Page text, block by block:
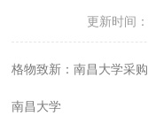
更新时间
格物致新：南昌大学采
南昌大学